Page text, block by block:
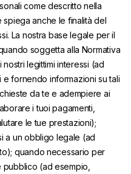
come descritto nella
spiega anche le finalità del
La nostra base legale per il
soggetta alla Normativa
legittimi interessi (ad
fornendo informazioni su tali
da te e adempiere ai
i tuoi pagamenti,
le tue prestazioni);
a un obbligo legale (ad
quando necessario per
(ad esempio,